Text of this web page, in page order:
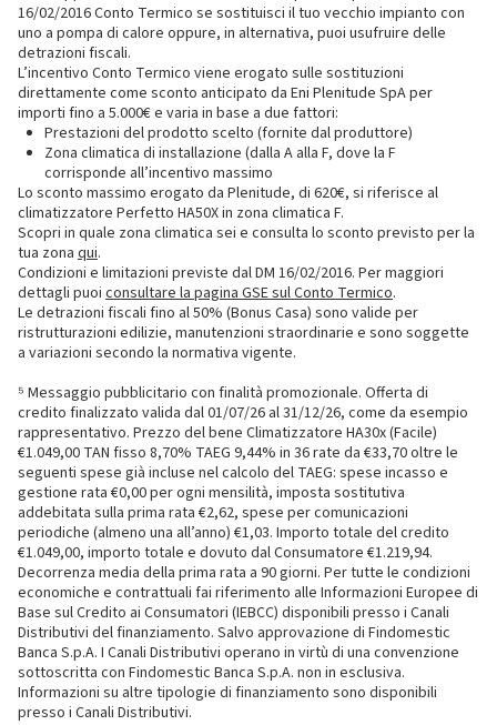
16/02/2016 Conto Termico se sostituisci il tuo vecchio impianto con
uno a pompa di calore oppure, in alternativa, puoi usufruire delle
detrazioni fiscali.
L’incentivo Conto Termico viene erogato sulle sostituzioni
direttamente come sconto anticipato da Eni Plenitude SpA per
importi fino a 5.000€ e varia in base a due fattori:
Prestazioni del prodotto scelto (fornite dal produttore)
Zona climatica di installazione (dalla A alla F, dove la F
corrisponde all’incentivo massimo
Lo sconto massimo erogato da Plenitude, di 620€, si riferisce al
climatizzatore Perfetto HA50X in zona climatica F.
Scopri in quale zona climatica sei e consulta lo sconto previsto per la
tua zona qui.
Condizioni e limitazioni previste dal DM 16/02/2016. Per maggiori
dettagli puoi consultare la pagina GSE sul Conto Termico.
Le detrazioni fiscali fino al 50% (Bonus Casa) sono valide per
ristrutturazioni edilizie, manutenzioni straordinarie e sono soggette
a variazioni secondo la normativa vigente.
⁵ Messaggio pubblicitario con finalità promozionale. Offerta di
credito finalizzato valida dal 01/07/26 al 31/12/26, come da esempio
rappresentativo. Prezzo del bene Climatizzatore HA30x (Facile)
€1.049,00 TAN fisso 8,70% TAEG 9,44% in 36 rate da €33,70 oltre le
seguenti spese già incluse nel calcolo del TAEG: spese incasso e
gestione rata €0,00 per ogni mensilità, imposta sostitutiva
addebitata sulla prima rata €2,62, spese per comunicazioni
periodiche (almeno una all’anno) €1,03. Importo totale del credito
€1.049,00, importo totale e dovuto dal Consumatore €1.219,94.
Decorrenza media della prima rata a 90 giorni. Per tutte le condizioni
economiche e contrattuali fai riferimento alle Informazioni Europee di
Base sul Credito ai Consumatori (IEBCC) disponibili presso i Canali
Distributivi del finanziamento. Salvo approvazione di Findomestic
Banca S.p.A. I Canali Distributivi operano in virtù di una convenzione
sottoscritta con Findomestic Banca S.p.A. non in esclusiva.
Informazioni su altre tipologie di finanziamento sono disponibili
presso i Canali Distributivi.